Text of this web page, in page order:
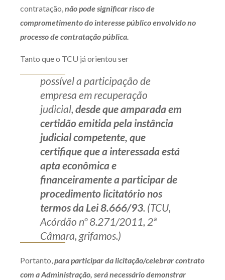
contratação,não pode significar risco de
comprometimento do interesse público envolvido no
processo de contratação pública.
Tanto que o TCU já orientou ser
possível a participação de
empresa em recuperação
judicial, desde que amparada em
certidão emitida pela instância
judicial competente, que
certifique que a interessada está
apta econômica e
financeiramente a participar de
procedimento licitatório nos
termos da Lei 8.666/93. (TCU,
Acórdão nº 8.271/2011, 2ª
Câmara, grifamos.)
Portanto,para participar da licitação/celebrar contrato
com a Administração, será necessário demonstrar